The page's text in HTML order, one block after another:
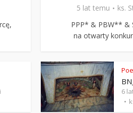
5 lat temu
ks.
PPP* & PBW** &
na otwarty
6